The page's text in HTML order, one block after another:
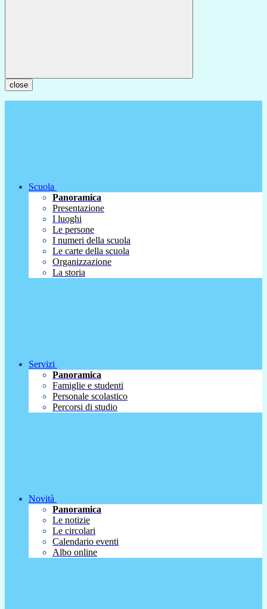
close
Scuola
Panoramica
Presentazione
I luoghi
Le persone
I numeri della scuola
Le carte della scuola
Organizzazione
La storia
Servizi
Panoramica
Famiglie e studenti
Personale scolastico
Percorsi di studio
Novità
Panoramica
Le notizie
Le circolari
Calendario eventi
Albo online